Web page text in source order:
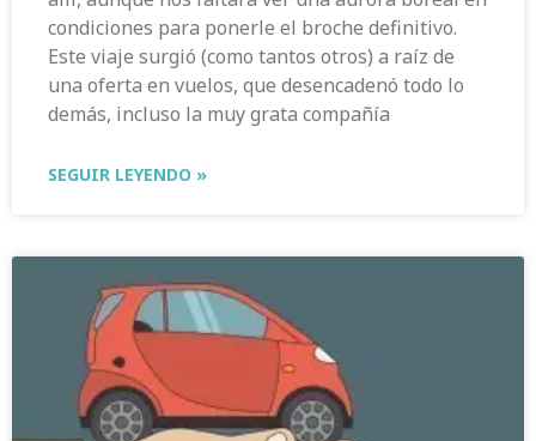
condiciones para ponerle el broche definitivo.
Este viaje surgió (como tantos otros) a raíz de
una oferta en vuelos, que desencadenó todo lo
demás, incluso la muy grata compañía
SEGUIR LEYENDO »